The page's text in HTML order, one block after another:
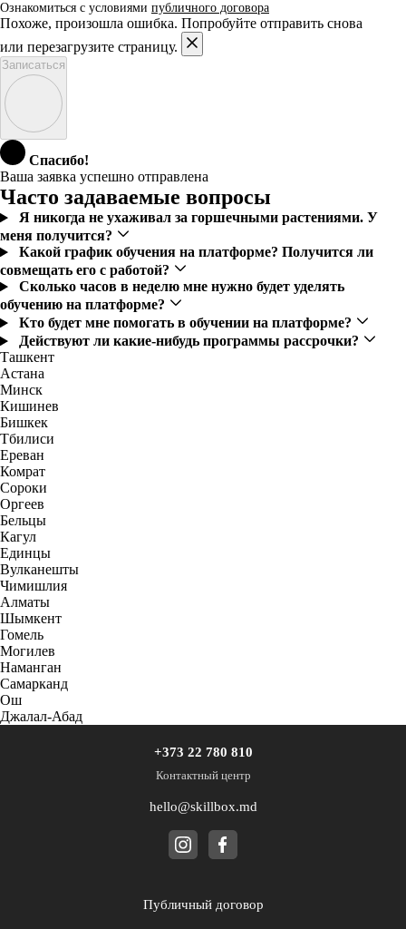
Ознакомиться с условиями публичного договора
Похоже, произошла ошибка. Попробуйте отправить снова
или перезагрузите страницу.
Записаться
Спасибо!
Ваша заявка успешно отправлена
Часто задаваемые вопросы
Я никогда не ухаживал за горшечными растениями. У
меня получится?
Какой график обучения на платформе? Получится ли
совмещать его с работой?
Сколько часов в неделю мне нужно будет уделять
обучению на платформе?
Кто будет мне помогать в обучении на платформе?
Действуют ли какие-нибудь программы рассрочки?
Ташкент
Астана
Минск
Кишинев
Бишкек
Тбилиси
Ереван
Комрат
Сороки
Оргеев
Бельцы
Кагул
Единцы
Вулканешты
Чимишлия
Алматы
Шымкент
Гомель
Могилев
Наманган
Самарканд
Ош
Джалал-Абад
+373 22 780 810
Контактный центр
hello@skillbox.md
Публичный договор